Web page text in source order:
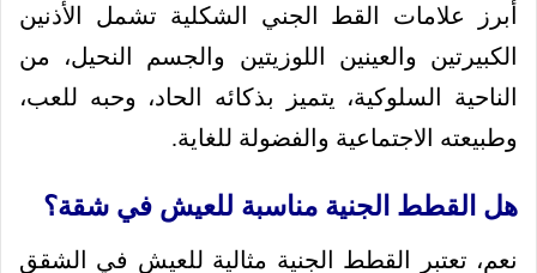
أبرز علامات القط الجني الشكلية تشمل الأذنين
الكبيرتين والعينين اللوزيتين والجسم النحيل، من
الناحية السلوكية، يتميز بذكائه الحاد، وحبه للعب،
وطبيعته الاجتماعية والفضولة للغاية.
هل القطط الجنية مناسبة للعيش في شقة؟
نعم، تعتبر القطط الجنية مثالية للعيش في الشقق